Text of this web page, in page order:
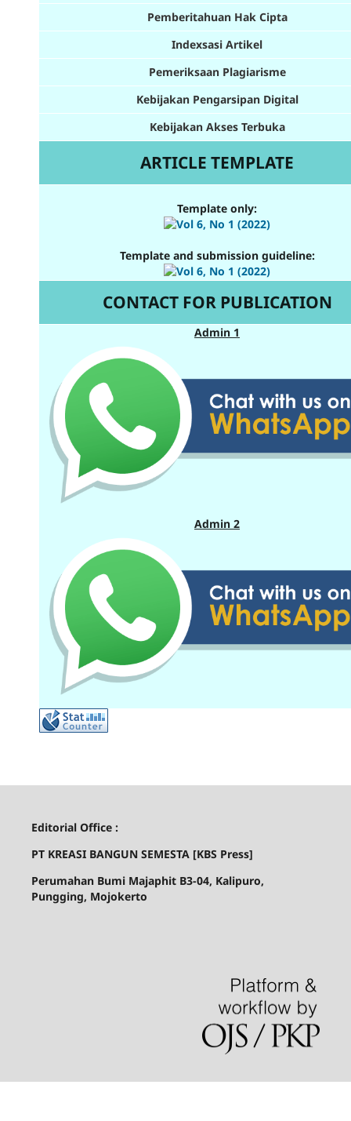
Pemberitahuan Hak Cipta
Indexsasi Artikel
Pemeriksaan Plagiarisme
Kebijakan Pengarsipan Digital
Kebijakan Akses Terbuka
ARTICLE TEMPLATE
Template only:
Template and submission guideline:
CONTACT FOR PUBLICATION
Admin 1
Admin 2
Editorial Office :
PT KREASI BANGUN SEMESTA [KBS Press]
Perumahan Bumi Majaphit B3-04, Kalipuro,
Pungging, Mojokerto